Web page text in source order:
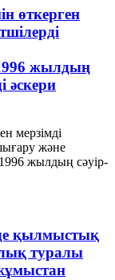
өткерген
жылдың
әскери
мерзiмдi
және
жылдың сәуiр-
қылмыстық
туралы